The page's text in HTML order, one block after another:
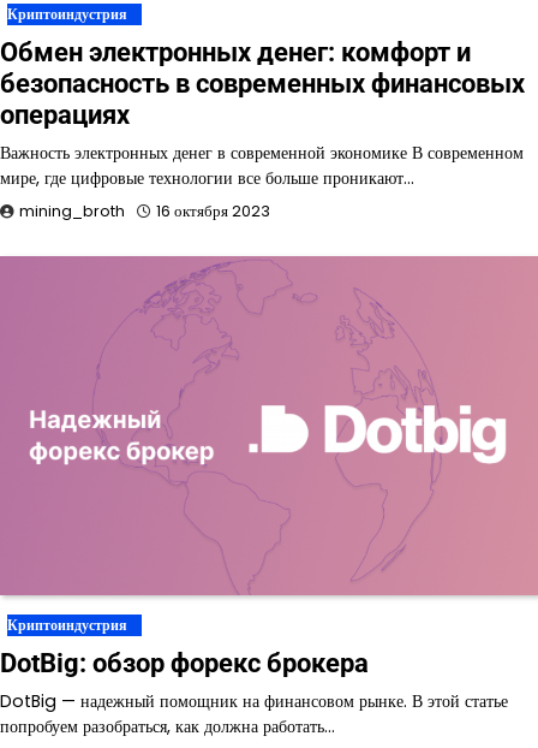
Криптоиндустрия
Обмен электронных денег: комфорт и
безопасность в современных финансовых
операциях
Важность электронных денег в современной экономике В современном
мире, где цифровые технологии все больше проникают…
mining_broth 16 октября 2023
Криптоиндустрия
DotBig: обзор форекс брокера
DotBig — надежный помощник на финансовом рынке. В этой статье
попробуем разобраться, как должна работать…